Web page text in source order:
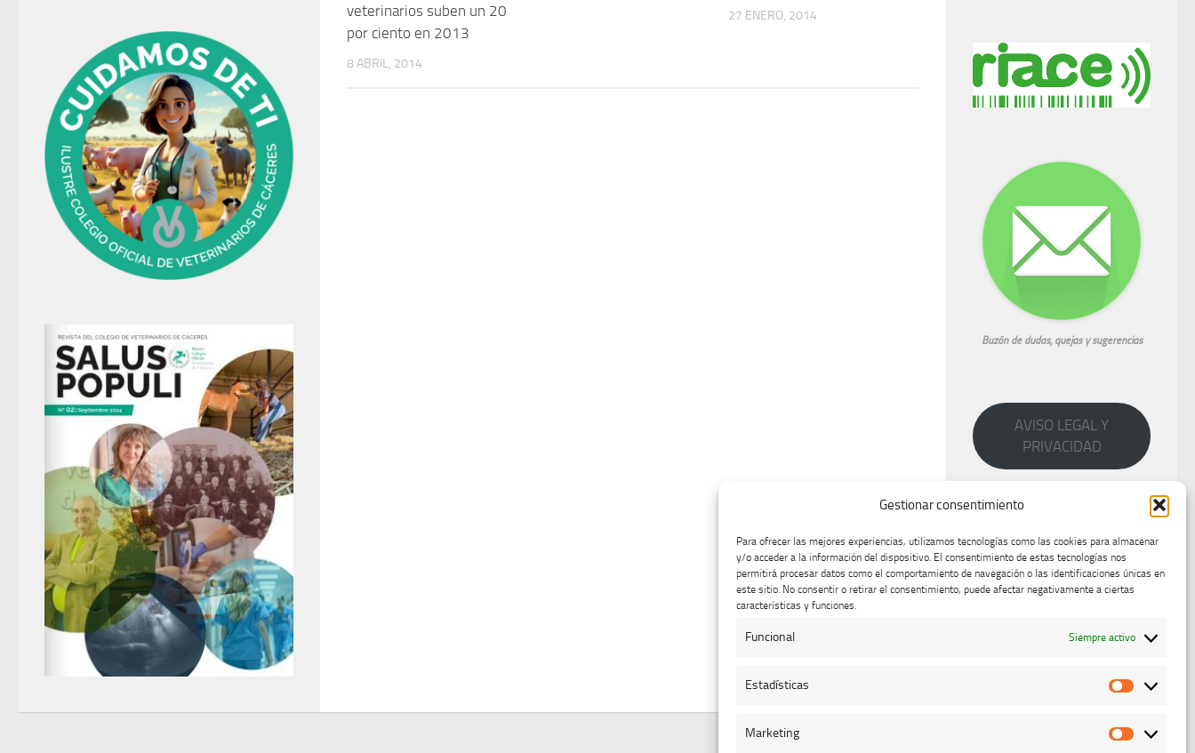
Gestionar consentimiento
Para ofrecer las mejores experiencias, utilizamos tecnologías como las cookies para almacenar
y/o acceder a la información del dispositivo. El consentimiento de estas tecnologías nos
permitirá procesar datos como el comportamiento de navegación o las identificaciones únicas en
este sitio. No consentir o retirar el consentimiento, puede afectar negativamente a ciertas
características y funciones.
Funcional Siempre activo
Estadísticas
Marketing
Marketing
veterinarios suben un 20
por ciento en 2013
8 ABRIL, 2014
27 ENERO, 2014
Buzón de dudas, quejas y sugerencias
AVISO LEGAL Y
PRIVACIDAD